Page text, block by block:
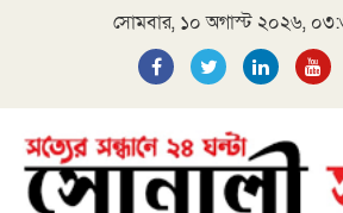
সোমবার, ১০ অগাস্ট ২০২৬,